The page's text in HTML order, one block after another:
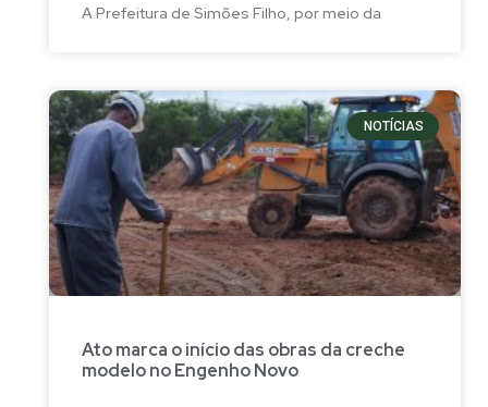
A Prefeitura de Simões Filho, por meio da
NOTÍCIAS
Ato marca o início das obras da creche
modelo no Engenho Novo